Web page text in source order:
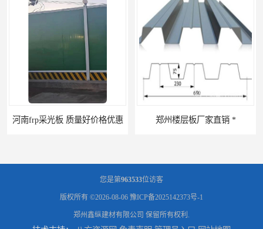
郑州楼层板厂家直销 *
您是第963533位访客
版权所有 ©2026-08-06 豫ICP备2025142373号-1
郑州鑫纵建材有限公司 保留所有权利.